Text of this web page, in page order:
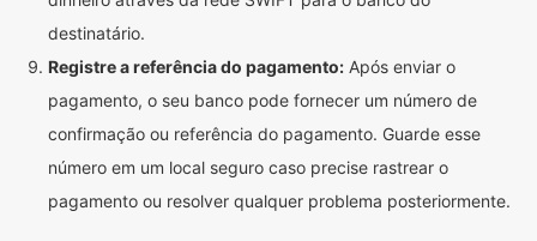
destinatário.
Registre a referência do pagamento: Após enviar o
pagamento, o seu banco pode fornecer um número de
confirmação ou referência do pagamento. Guarde esse
número em um local seguro caso precise rastrear o
pagamento ou resolver qualquer problema posteriormente.